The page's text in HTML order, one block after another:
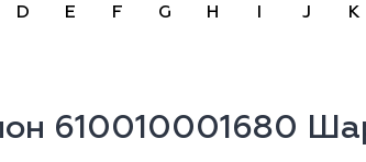
D E F G H I J K
610010001680